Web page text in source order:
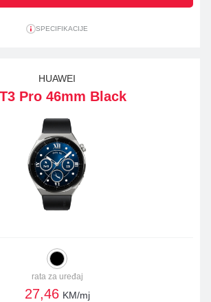
SPECIFIKACIJE
HUAWEI
Pro 46mm Black
rata za uređaj
27,46 KM/mj